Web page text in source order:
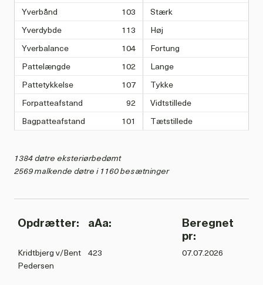
Yverbånd
103
Stærk
Yverdybde
113
Høj
Yverbalance
104
Fortung
Pattelængde
102
Lange
Pattetykkelse
107
Tykke
Forpatteafstand
92
Vidtstillede
Bagpatteafstand
101 Tætstillede
1384 døtre eksteriørbedømt
2569 malkende døtre i 1160 besætninger
Opdrætter: aAa:
Beregnet
pr:
Kridtbjerg v/Bent
Pedersen
423 07.07.2026